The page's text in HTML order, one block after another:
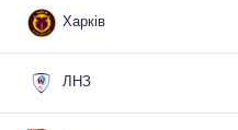
Харків
ЛНЗ